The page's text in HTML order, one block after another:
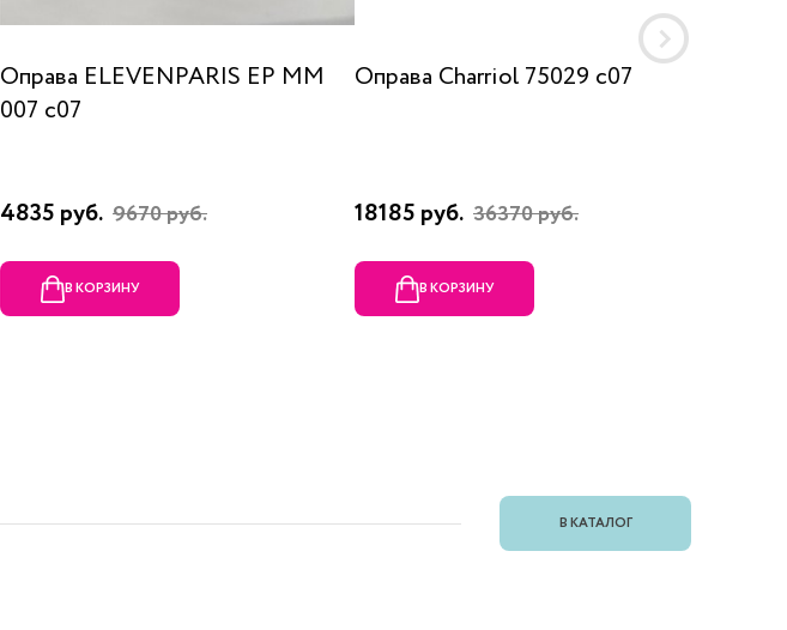
Оправа ELEVENPARIS EP MM
007 c07
4835 руб. 9670 руб.
В КОРЗИНУ
Оправа Charriol 75029 c07
18185 руб. 36370 руб.
В КОРЗИНУ
В КАТАЛОГ